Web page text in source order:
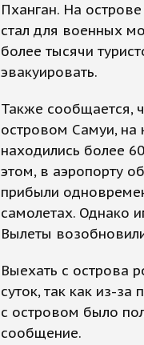
Пханган. На
стал для военных
более тысячи
эвакуировать.
Также сообщается,
островом Самуи, на
находились более
этом, в аэропорту
прибыли
самолетах. Однако
Вылеты
Выехать с острова
суток, так как из-
с островом было
сообщение.